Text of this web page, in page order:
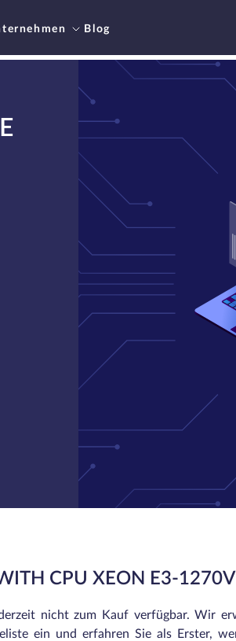
Blog
CPU XEON E3-
nicht zum Kauf verfügbar. Wir
ein und erfahren Sie als Erster,